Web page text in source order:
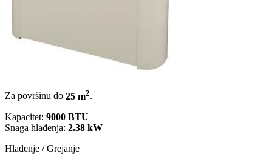
Za površinu do 25 m2.
Kapacitet: 9000 BTU
Snaga hlađenja: 2.38 kW
Hlađenje / Grejanje